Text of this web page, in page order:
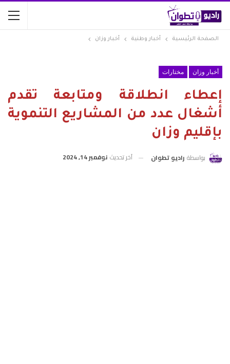
الصفحة الرئيسية أخبار وطنية أخبار وزان
أخبار وزان مختارات
إعطاء انطلاقة ومتابعة تقدم
أشغال عدد من المشاريع التنموية
بإقليم وزان
بواسطة راديو تطوان آخر تحديث نوفمبر 14, 2024